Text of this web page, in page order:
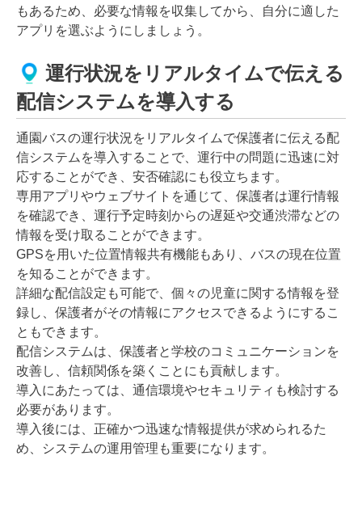
もあるため、必要な情報を収集してから、自分に適した
アプリを選ぶようにしましょう。
運行状況をリアルタイムで伝える
配信システムを導入する
通園バスの運行状況をリアルタイムで保護者に伝える配
信システムを導入することで、運行中の問題に迅速に対
応することができ、安否確認にも役立ちます。
専用アプリやウェブサイトを通じて、保護者は運行情報
を確認でき、運行予定時刻からの遅延や交通渋滞などの
情報を受け取ることができます。
GPSを用いた位置情報共有機能もあり、バスの現在位置
を知ることができます。
詳細な配信設定も可能で、個々の児童に関する情報を登
録し、保護者がその情報にアクセスできるようにするこ
ともできます。
配信システムは、保護者と学校のコミュニケーションを
改善し、信頼関係を築くことにも貢献します。
導入にあたっては、通信環境やセキュリティも検討する
必要があります。
導入後には、正確かつ迅速な情報提供が求められるた
め、システムの運用管理も重要になります。